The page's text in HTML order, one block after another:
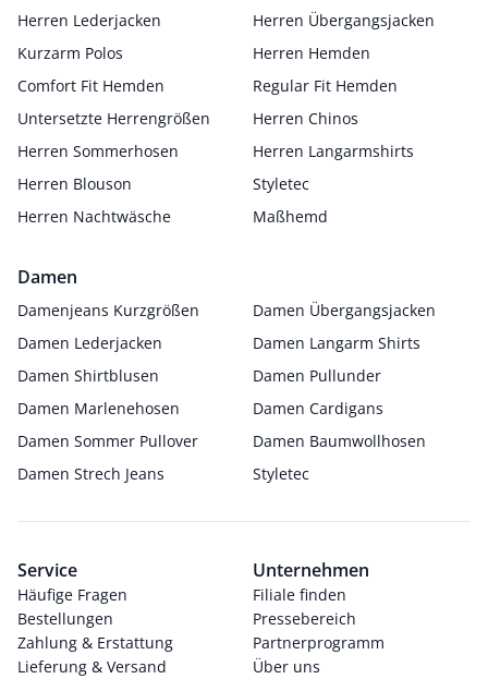
Herren Lederjacken
Herren Übergangsjacken
Kurzarm Polos
Herren Hemden
Comfort Fit Hemden
Regular Fit Hemden
Untersetzte Herrengrößen
Herren Chinos
Herren Sommerhosen
Herren Langarmshirts
Herren Blouson
Styletec
Herren Nachtwäsche
Maßhemd
Damen
Damenjeans Kurzgrößen
Damen Übergangsjacken
Damen Lederjacken
Damen Langarm Shirts
Damen Shirtblusen
Damen Pullunder
Damen Marlenehosen
Damen Cardigans
Damen Sommer Pullover
Damen Baumwollhosen
Damen Strech Jeans
Styletec
Service
Häufige Fragen
Bestellungen
Zahlung & Erstattung
Lieferung & Versand
Unternehmen
Filiale finden
Pressebereich
Partnerprogramm
Über uns